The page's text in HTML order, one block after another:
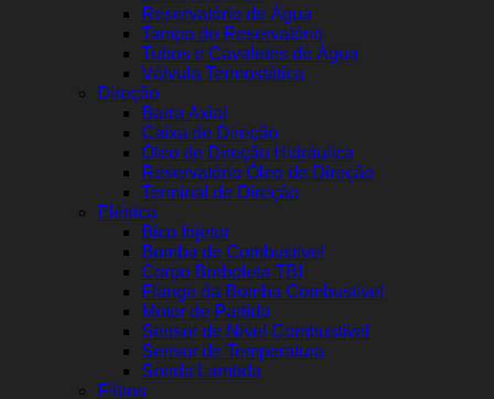
Reservatório de Água
Tampa do Reservatório
Tubos e Cavaletes de Água
Válvula Termostática
Direção
Barra Axial
Caixa de Direção
Óleo de Direção Hidráulica
Reservatório Óleo de Direção
Terminal de Direção
Elétrica
Bico Injetor
Bomba de Combustível
Corpo Borboleta TBI
Flange da Bomba Combustível
Motor de Partida
Sensor de Nível Combustível
Sensor de Temperatura
Sonda Lambda
Filtros